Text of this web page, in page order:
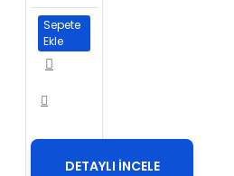
Sepete
Ekle
DETAYLI İNCELE